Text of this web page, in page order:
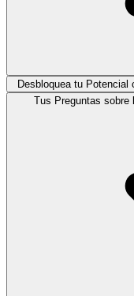
Desbloquea tu
Tus Preguntas sobre